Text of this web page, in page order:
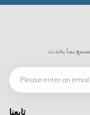
تابعنا